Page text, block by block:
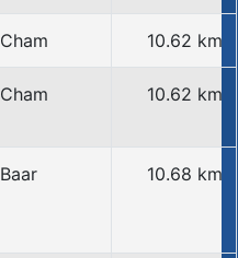
Cham 10.62 km
Cham 10.62 km
Baar 10.68 km